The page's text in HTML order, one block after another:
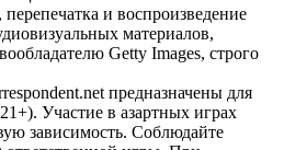
и воспроизведение
материалов,
Getty Images, строго
предназначены для
Участие в азартных играх
зависимость. Соблюдайте